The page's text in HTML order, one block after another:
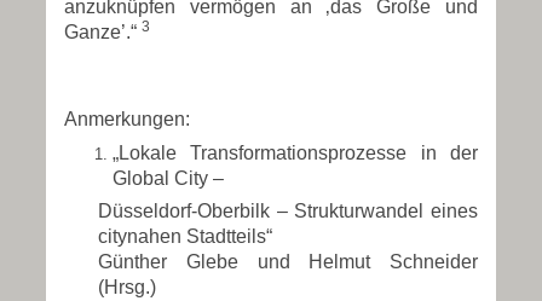
anzuknüpfen vermögen an ‚das Große und
Ganze’.“ 3
Anmerkungen:
„Lokale Transformationsprozesse in der
Global City –
Düsseldorf-Oberbilk – Strukturwandel eines
citynahen Stadtteils“
Günther Glebe und Helmut Schneider
(Hrsg.)